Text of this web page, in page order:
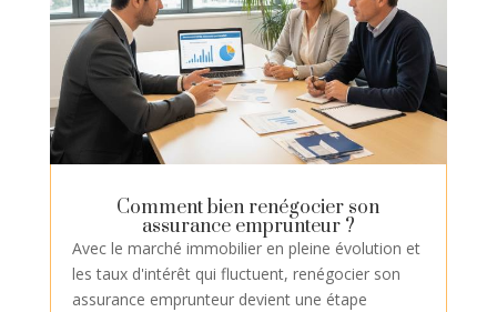
Comment bien renégocier son
assurance emprunteur ?
Avec le marché immobilier en pleine évolution et
les taux d'intérêt qui fluctuent, renégocier son
assurance emprunteur devient une étape